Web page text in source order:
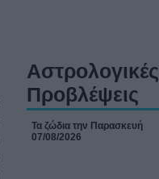
Αστρολογικές
Προβλέψεις
Τα ζώδια την Παρασκευή
07/08/2026